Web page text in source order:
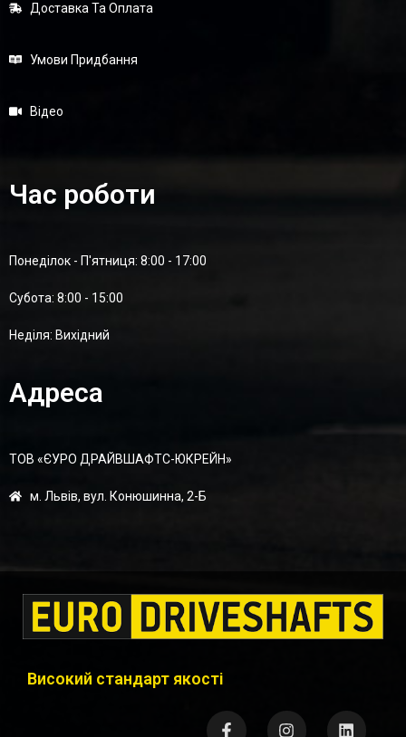
Доставка Та Оплата
Умови Придбання
Відео
Час роботи
Понеділок - П'ятниця: 8:00 - 17:00
Суботa: 8:00 - 15:00
Неділя: Вихідний
Адреса
ТОВ «ЄУРО ДРАЙВШАФТC-ЮКРЕЙН»
м. Львів, вул. Конюшинна, 2-Б
Високий стандарт якості